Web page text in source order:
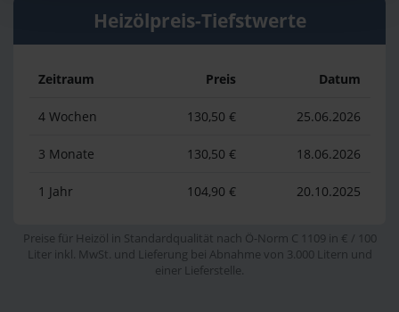
Heizölpreis-Tiefstwerte
Zeitraum Preis Datum
4 Wochen 130,50 € 25.06.2026
3 Monate 130,50 € 18.06.2026
1 Jahr 104,90 € 20.10.2025
Preise für Heizöl in Standardqualität nach Ö-Norm C 1109 in € / 100
Liter inkl. MwSt. und Lieferung bei Abnahme von 3.000 Litern und
einer Lieferstelle.